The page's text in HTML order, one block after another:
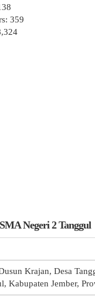
359
SMA Negeri 2 Tanggul
Krajan, Desa
Kabupaten Jember,